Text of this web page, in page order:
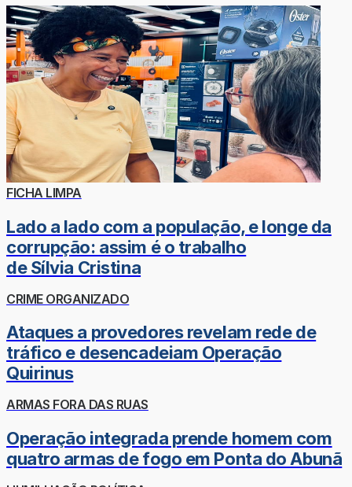
FICHA LIMPA
Lado a lado com a população, e longe da
corrupção: assim é o trabalho
de Sílvia Cristina
CRIME ORGANIZADO
Ataques a provedores revelam rede de
tráfico e desencadeiam Operação
Quirinus
ARMAS FORA DAS RUAS
Operação integrada prende homem com
quatro armas de fogo em Ponta do Abunã